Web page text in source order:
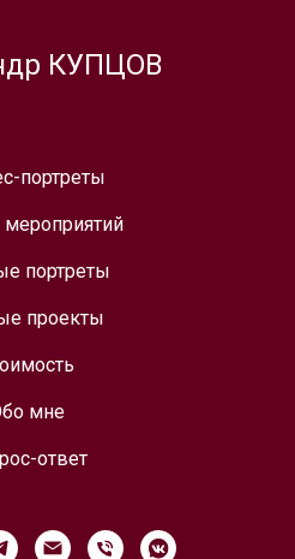
КУПЦОВ
портреты
портреты
проекты
мне
ответ